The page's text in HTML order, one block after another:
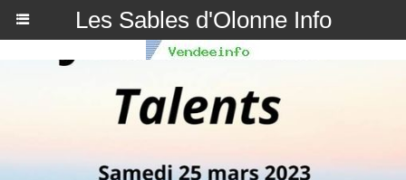
Les Sables d'Olonne Info